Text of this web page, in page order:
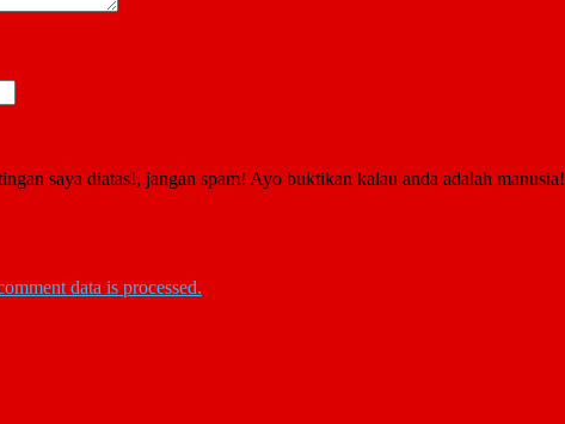
saya diatas!, jangan spam! Ayo buktikan kalau anda adalah manusia!
data is processed.